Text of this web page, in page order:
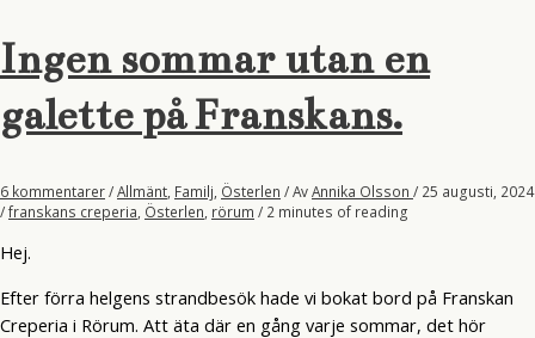
Ingen sommar utan en
galette på Franskans.
6 kommentarer/Allmänt Familj Österlen / AvAnnika Olsson / 25 augusti, 2024
/franskans creperia Österlen rörum / 2 minutes of reading
Hej.
Efter förra helgens strandbesök hade vi bokat bord på Franskan
Creperia i Rörum. Att äta där en gång varje sommar, det hör